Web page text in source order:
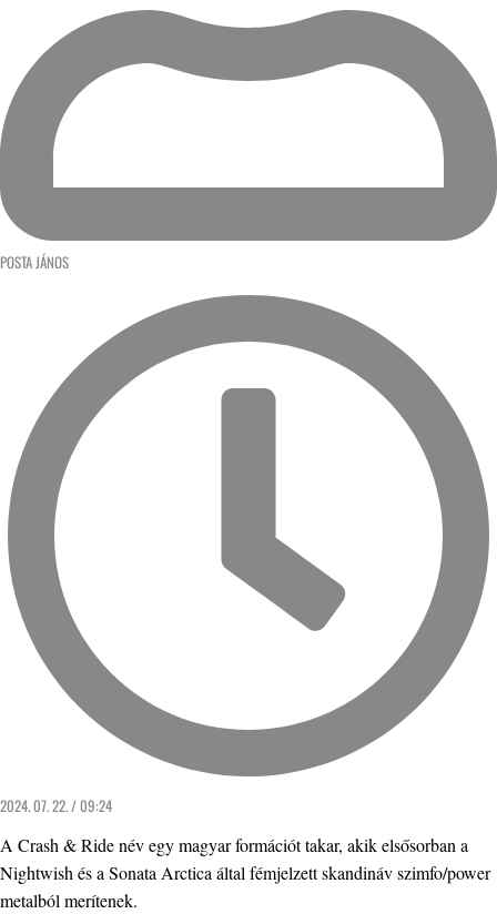
POSTA JÁNOS
2024. 07. 22. / 09:24
A Crash & Ride név egy magyar formációt takar, akik elsősorban a
Nightwish és a Sonata Arctica által fémjelzett skandináv szimfo/power
metalból merítenek.